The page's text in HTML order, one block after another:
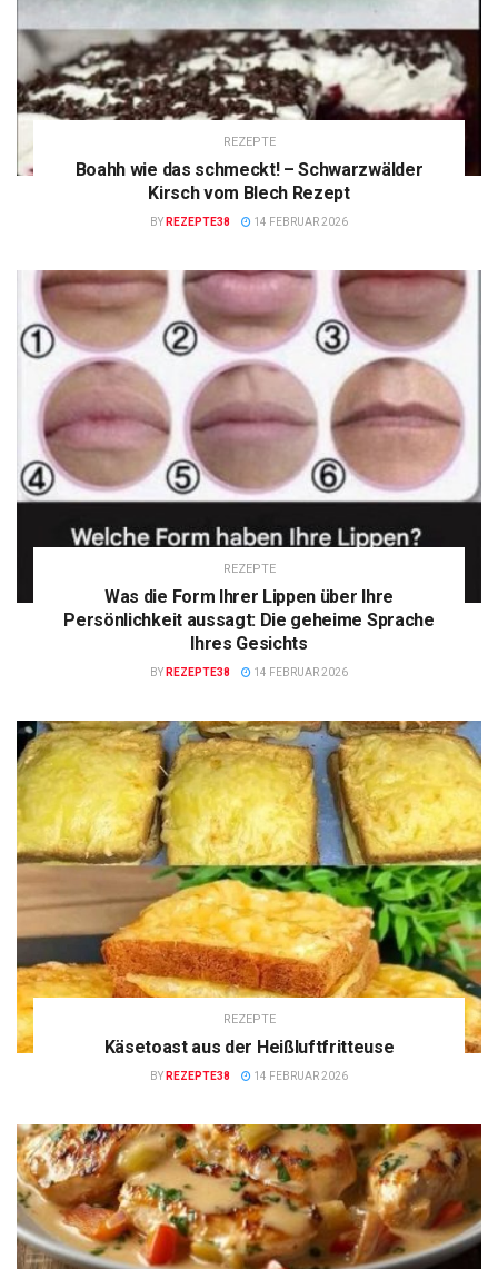
REZEPTE
Boahh wie das schmeckt! – Schwarzwälder
Kirsch vom Blech Rezept
BY REZEPTE38 14 FEBRUAR 2026
REZEPTE
Was die Form Ihrer Lippen über Ihre
Persönlichkeit aussagt: Die geheime Sprache
Ihres Gesichts
BY REZEPTE38 14 FEBRUAR 2026
REZEPTE
Käsetoast aus der Heißluftfritteuse
BY REZEPTE38 14 FEBRUAR 2026